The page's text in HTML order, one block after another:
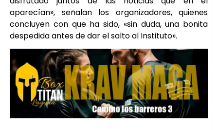
aparecían», señalan los organizadores, quienes
concluyen con que ha sido, «sin duda, una bonita
despedida antes de dar el salto al Instituto».